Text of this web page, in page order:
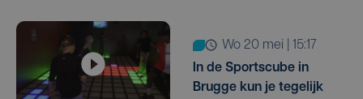
wo 20 mei | 15:17
In de Sportscube in
Brugge kun je tegelijk